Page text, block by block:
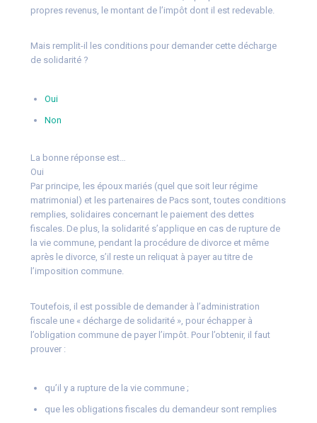
propres revenus, le montant de l’impôt dont il est redevable.
Mais remplit-il les conditions pour demander cette décharge
de solidarité ?
Oui
Non
La bonne réponse est…
Oui
Par principe, les époux mariés (quel que soit leur régime
matrimonial) et les partenaires de Pacs sont, toutes conditions
remplies, solidaires concernant le paiement des dettes
fiscales. De plus, la solidarité s’applique en cas de rupture de
la vie commune, pendant la procédure de divorce et même
après le divorce, s’il reste un reliquat à payer au titre de
l’imposition commune.
Toutefois, il est possible de demander à l’administration
fiscale une « décharge de solidarité », pour échapper à
l’obligation commune de payer l’impôt. Pour l’obtenir, il faut
prouver :
qu’il y a rupture de la vie commune ;
que les obligations fiscales du demandeur sont remplies